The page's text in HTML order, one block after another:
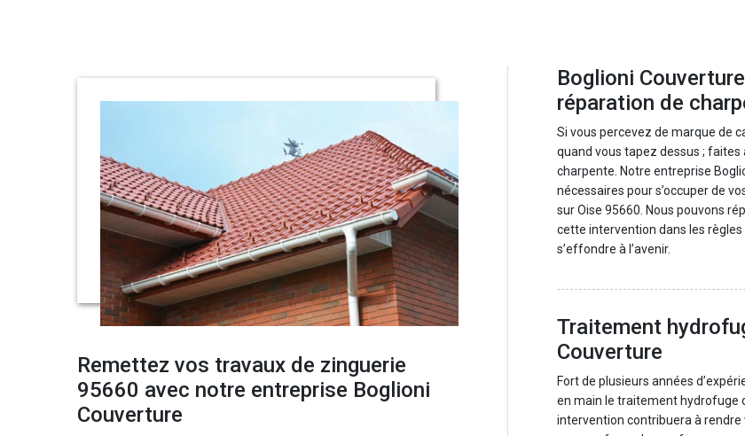
Remettez vos travaux de zinguerie
95660 avec notre entreprise Boglioni
Couverture
Boglioni
réparation de
Si vous percevez de marque de
quand vous tapez dessus ;
charpente. Notre entreprise
nécessaires pour s’occuper de
sur Oise 95660. Nous pouvons
cette intervention dans les
s’effondre à l’avenir.
Traitement
Couverture
Fort de plusieurs années
en main le traitement hydrofuge
intervention contribuera à